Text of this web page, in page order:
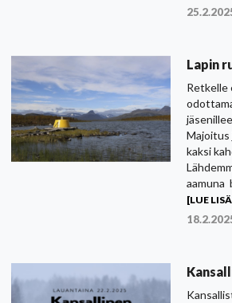
Lapin
Retkelle
Majoitus
kaksi
aamuna
[LUE